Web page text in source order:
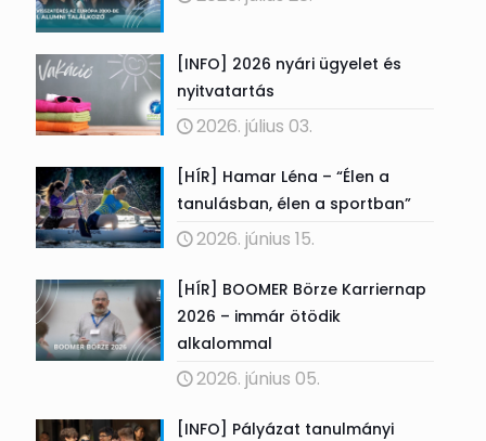
[INFO] 2026 nyári ügyelet és
nyitvatartás
2026. július 03.
[HÍR] Hamar Léna – “Élen a
tanulásban, élen a sportban”
2026. június 15.
[HÍR] BOOMER Börze Karriernap
2026 – immár ötödik
alkalommal
2026. június 05.
[INFO] Pályázat tanulmányi